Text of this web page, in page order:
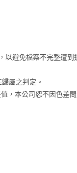
以避免檔案不完整遭
屬之判定。
，本公司恕不因色差